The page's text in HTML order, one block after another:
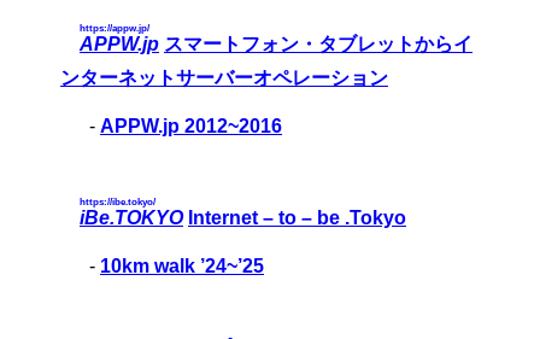
APPW.jp
https://appw.jp/
スマートフォン・タブレットからイ
ンターネットサーバーオペレーション
- APPW.jp 2012~2016
iBe.TOKYO
https://ibe.tokyo/
Internet – to – be .Tokyo
- 10km walk ’24~’25